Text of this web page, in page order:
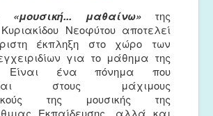
«μουσική... μαθαίνω»της
Νεοφύτου αποτελεί
έκπληξη στο χώρο των
για το μάθημα της
Είναι ένα πόνημα που
στους μάχιμους
της μουσικής της
Εκπαίδευσης, αλλά και